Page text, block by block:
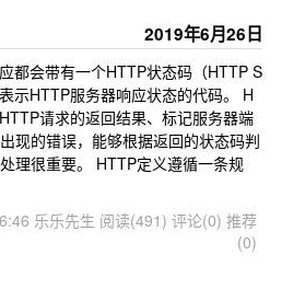
2019年6月26日
都会带有一个HTTP状态码（HTTP S
示HTTP服务器响应状态的代码。 H
请求的返回结果、标记服务器端
现的错误，能够根据返回的状态码判
理很重要。 HTTP定义遵循一条规
乐乐先生 阅读(491) 评论(0) 推荐
(0)